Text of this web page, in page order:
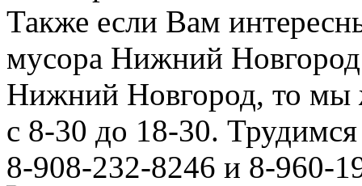
Также если Вам
мусора Нижний
Нижний Новгород, то мы
с 8-30 до 18-30.
8-908-232-8246 и 8-960-